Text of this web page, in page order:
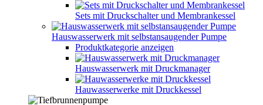
Sets mit Druckschalter und Membrankessel
Hauswasserwerk mit selbstansaugender Pumpe
Produktkategorie anzeigen
Hauswasserwerk mit Druckmanager
Hauwasserwerke mit Druckkessel